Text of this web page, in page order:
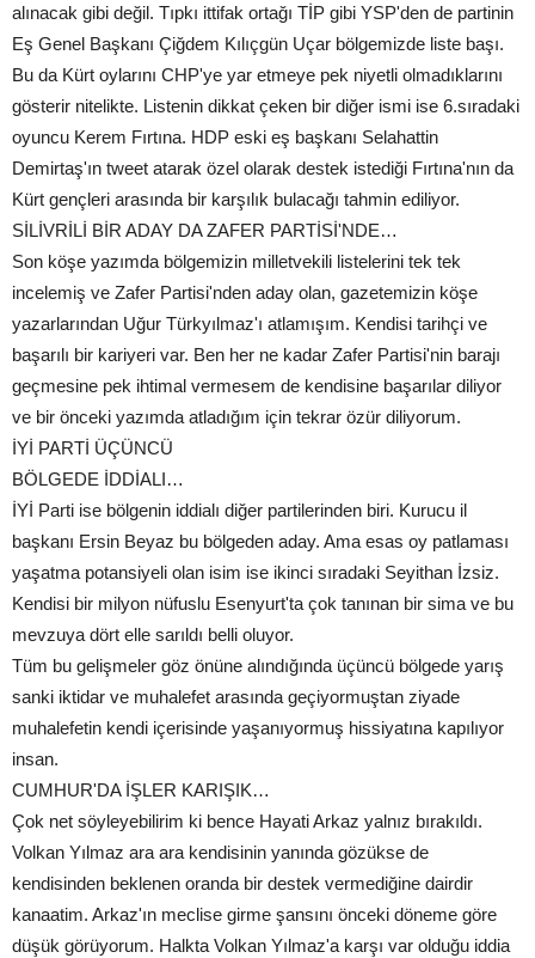
alınacak gibi değil. Tıpkı ittifak ortağı TİP gibi YSP'den de partinin
Eş Genel Başkanı Çiğdem Kılıçgün Uçar bölgemizde liste başı.
Bu da Kürt oylarını CHP'ye yar etmeye pek niyetli olmadıklarını
gösterir nitelikte. Listenin dikkat çeken bir diğer ismi ise 6.sıradaki
oyuncu Kerem Fırtına. HDP eski eş başkanı Selahattin
Demirtaş'ın tweet atarak özel olarak destek istediği Fırtına'nın da
Kürt gençleri arasında bir karşılık bulacağı tahmin ediliyor.
SİLİVRİLİ BİR ADAY DA ZAFER PARTİSİ'NDE…
Son köşe yazımda bölgemizin milletvekili listelerini tek tek
incelemiş ve Zafer Partisi'nden aday olan, gazetemizin köşe
yazarlarından Uğur Türkyılmaz'ı atlamışım. Kendisi tarihçi ve
başarılı bir kariyeri var. Ben her ne kadar Zafer Partisi'nin barajı
geçmesine pek ihtimal vermesem de kendisine başarılar diliyor
ve bir önceki yazımda atladığım için tekrar özür diliyorum.
İYİ PARTİ ÜÇÜNCÜ
BÖLGEDE İDDİALI…
İYİ Parti ise bölgenin iddialı diğer partilerinden biri. Kurucu il
başkanı Ersin Beyaz bu bölgeden aday. Ama esas oy patlaması
yaşatma potansiyeli olan isim ise ikinci sıradaki Seyithan İzsiz.
Kendisi bir milyon nüfuslu Esenyurt'ta çok tanınan bir sima ve bu
mevzuya dört elle sarıldı belli oluyor.
Tüm bu gelişmeler göz önüne alındığında üçüncü bölgede yarış
sanki iktidar ve muhalefet arasında geçiyormuştan ziyade
muhalefetin kendi içerisinde yaşanıyormuş hissiyatına kapılıyor
insan.
CUMHUR'DA İŞLER KARIŞIK…
Çok net söyleyebilirim ki bence Hayati Arkaz yalnız bırakıldı.
Volkan Yılmaz ara ara kendisinin yanında gözükse de
kendisinden beklenen oranda bir destek vermediğine dairdir
kanaatim. Arkaz'ın meclise girme şansını önceki döneme göre
düşük görüyorum. Halkta Volkan Yılmaz'a karşı var olduğu iddia